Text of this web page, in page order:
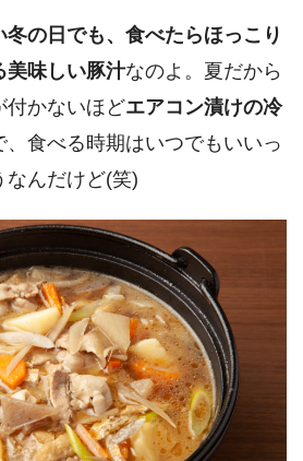
冬の日でも、食べたらほっこり
美味しい豚汁なのよ。夏だから
付かないほどエアコン漬けの冷
、食べる時期はいつでもいいっ
なんだけど(笑)